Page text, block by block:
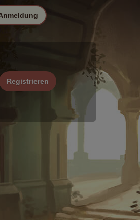
Registrieren